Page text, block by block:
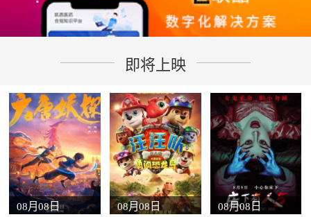
即将上映
08月08日 08月08日 08月08日